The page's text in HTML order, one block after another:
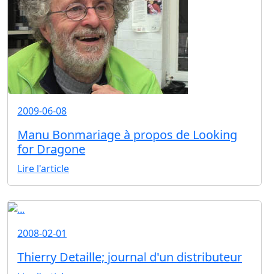
2009-06-08
Manu Bonmariage à propos de Looking
for Dragone
Lire l'article
2008-02-01
Thierry Detaille; journal d'un distributeur